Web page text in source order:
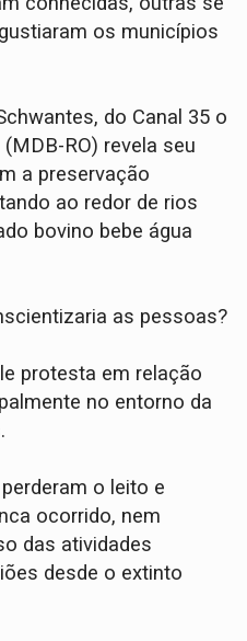
os municípios
do Canal 35 o
RO) revela seu
a preservação
ao redor de rios
bovino bebe água
as pessoas?
protesta em relação
no entorno da
o leito e
ocorrido, nem
das atividades
desde o extinto